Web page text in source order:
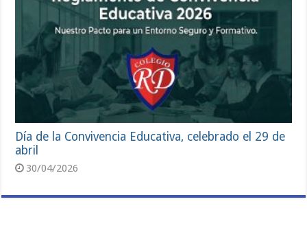
Día de la Convivencia Educativa, celebrado el 29 de
abril
30/04/2026